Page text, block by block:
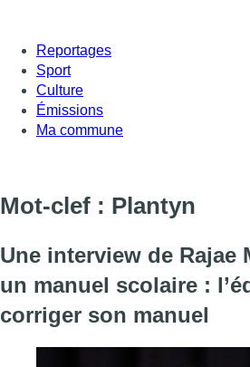
Reportages
Sport
Culture
Émissions
Ma commune
Mot-clef : Plantyn
Une interview de Rajae
un manuel scolaire :
corriger son manuel